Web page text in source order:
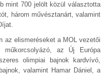
mint 700 jelölt közül választotta
három művésztanárt, valamint
az elismeréseket a MOL vezetői
műkorcsolyázó, az Új Európa
olimpiai bajnok kardvívó,
valamint Hamar Dániel, a